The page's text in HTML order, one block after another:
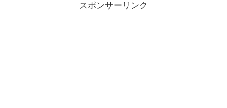
スポンサーリンク